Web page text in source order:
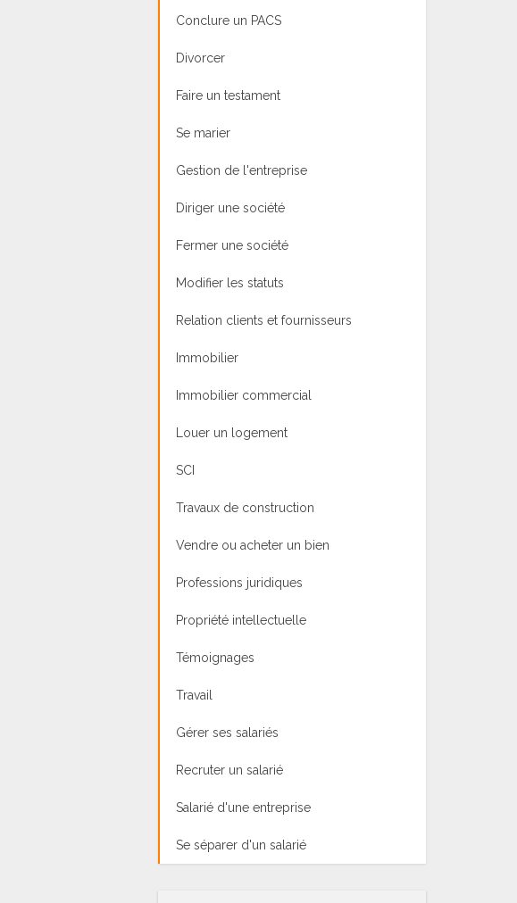
Conclure un PACS
Divorcer
Faire un testament
Se marier
Gestion de l'entreprise
Diriger une société
Fermer une société
Modifier les statuts
Relation clients et fournisseurs
Immobilier
Immobilier commercial
Louer un logement
SCI
Travaux de construction
Vendre ou acheter un bien
Professions juridiques
Propriété intellectuelle
Témoignages
Travail
Gérer ses salariés
Recruter un salarié
Salarié d'une entreprise
Se séparer d'un salarié